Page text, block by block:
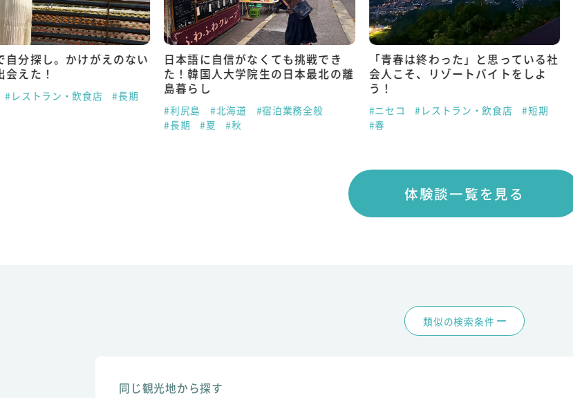
自分探し。かけがえのない
会えた！
#レストラン・飲食店
#長期
日本語に自信がなくても挑戦でき
た！韓国人大学院生の日本最北の離
島暮らし
#利尻島 #北海道
#宿泊業務全般
#長期
#夏 #秋
「青春は終わった」と思っている社
会人こそ、リゾートバイトをしよ
う！
#ニセコ #レストラン・飲食店
#短期
#春
体験談一覧を見る
類似の検索条件
同じ観光地から探す